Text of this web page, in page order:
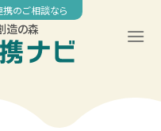
のご相談なら
造の森